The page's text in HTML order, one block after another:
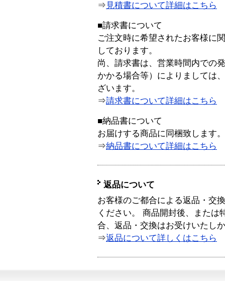
⇒ 見積書について詳細はこちら
■請求書について
ご注文時に希望されたお客様に
しております。
尚、請求書は、営業時間内での
かかる場合等）によりましては
ざいます。
⇒請求書について詳細はこちら
■納品書について
お届けする商品に同梱致します。
⇒納品書について詳細はこちら
返品について
お客様のご都合による返品・交
ください。 商品開封後、または
合、返品・交換はお受けいたし
⇒返品について詳しくはこちら